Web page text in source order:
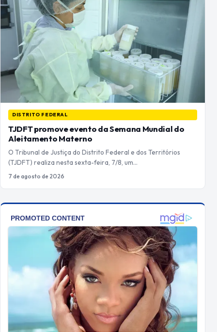
DISTRITO FEDERAL
TJDFT promove evento da Semana Mundial do
Aleitamento Materno
O Tribunal de Justiça do Distrito Federal e dos Territórios
(TJDFT) realiza nesta sexta-feira, 7/8, um…
7 de agosto de 2026